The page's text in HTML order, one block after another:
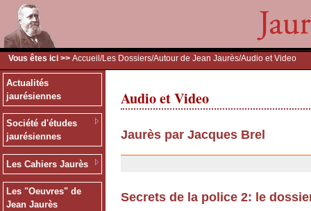
Vous êtes ici >> Accueil /Les Dossiers/Autour de Jean Jaurès/Audio et Video
Actualités
jaurésiennes
Société d'études
jaurésiennes
Les Cahiers Jaurès
Les "Oeuvres" de
Jean Jaurès
Audio et Video
Jaurès par Jacques Brel
Secrets de la police 2: le